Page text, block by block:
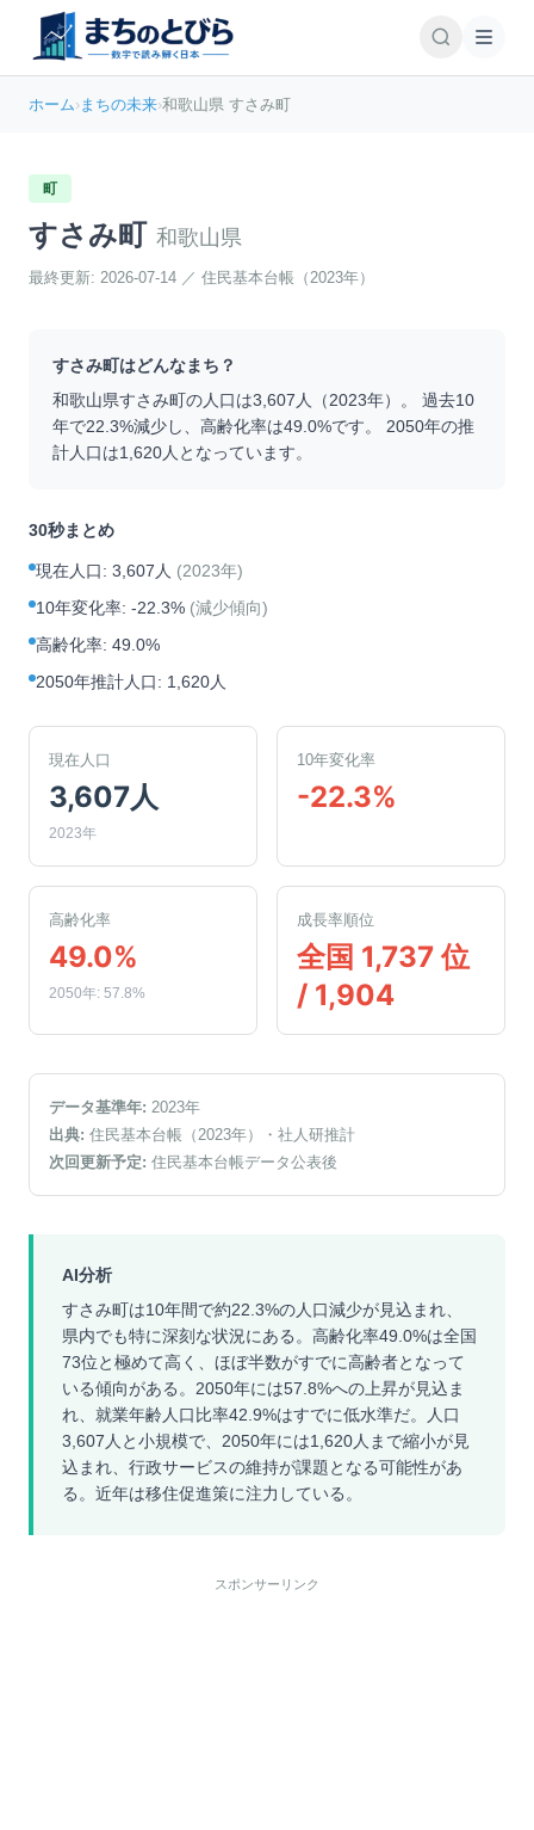
ホーム›まちの未来›和歌山県 すさみ町
町
すさみ町 和歌山県
最終更新: 2026-07-14 ／ 住民基本台帳（2023年）
すさみ町はどんなまち？
和歌山県すさみ町の人口は3,607 人（2023年）。 過去10
年で22.3%減少し、高齢化率は49.0%です。 2050年の推
計人口は1,620人となっています。
30秒まとめ
現在人口: 3,607人 (2023年)
10年変化率: -22.3% (減少傾向)
高齢化率: 49.0%
2050年推計人口: 1,620人
現在人口
3,607人
2023年
10年変化率
-22.3%
高齢化率
49.0%
2050年: 57.8%
成長率順位
全国 1,737 位
/ 1,904
データ基準年: 2023年
出典: 住民基本台帳（2023年）
・社人研推計
次回更新予定: 住民基本台帳データ公表後
AI分析
すさみ町は10年間で約22.3%の人口減少が見込まれ、
県内でも特に深刻な状況にある。高齢化率49.0%は全国
73位と極めて高く、ほぼ半数がすでに高齢者となって
いる傾向がある。2050年には57.8%への上昇が見込ま
れ、就業年齢人口比率42.9%はすでに低水準だ。人口
3,607人と小規模で、2050年には1,620人まで縮小が見
込まれ、行政サービスの維持が課題となる可能性があ
る。近年は移住促進策に注力している。
スポンサーリンク